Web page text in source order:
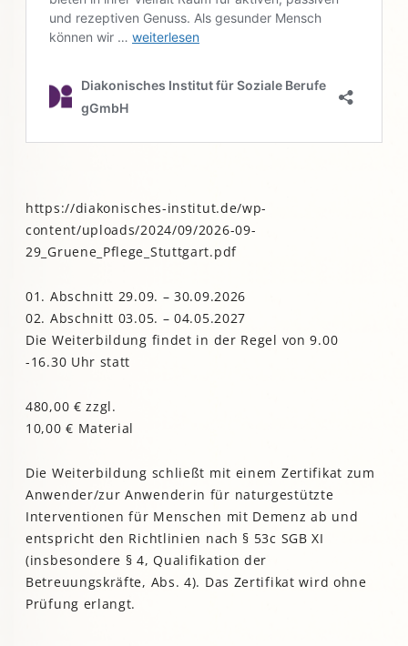
https://diakonisches-institut.de/wp-
content/uploads/2024/09/2026-09-
29_Gruene_Pflege_Stuttgart.pdf
01. Abschnitt 29.09. – 30.09.2026
02. Abschnitt 03.05. – 04.05.2027
Die Weiterbildung findet in der Regel von 9.00
-16.30 Uhr statt
480,00 € zzgl.
10,00 € Material
Die Weiterbildung schließt mit einem Zertifikat zum
Anwender/zur Anwenderin für naturgestützte
Interventionen für Menschen mit Demenz ab und
entspricht den Richtlinien nach § 53c SGB XI
(insbesondere § 4, Qualifikation der
Betreuungskräfte, Abs. 4). Das Zertifikat wird ohne
Prüfung erlangt.